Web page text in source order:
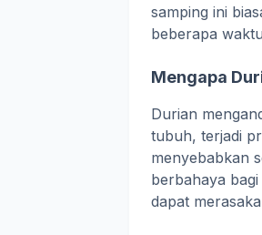
samping ini
beberapa
Mengapa
Durian
tubuh, terjadi
menyebabkan
berbahaya
dapat